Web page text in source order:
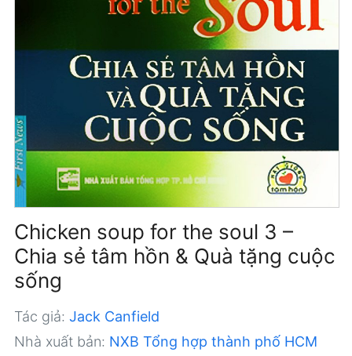
Chicken soup for the soul 3 –
Chia sẻ tâm hồn & Quà tặng cuộc
sống
Tác giả: Jack Canfield
Nhà xuất bản: NXB Tổng hợp thành phố HCM